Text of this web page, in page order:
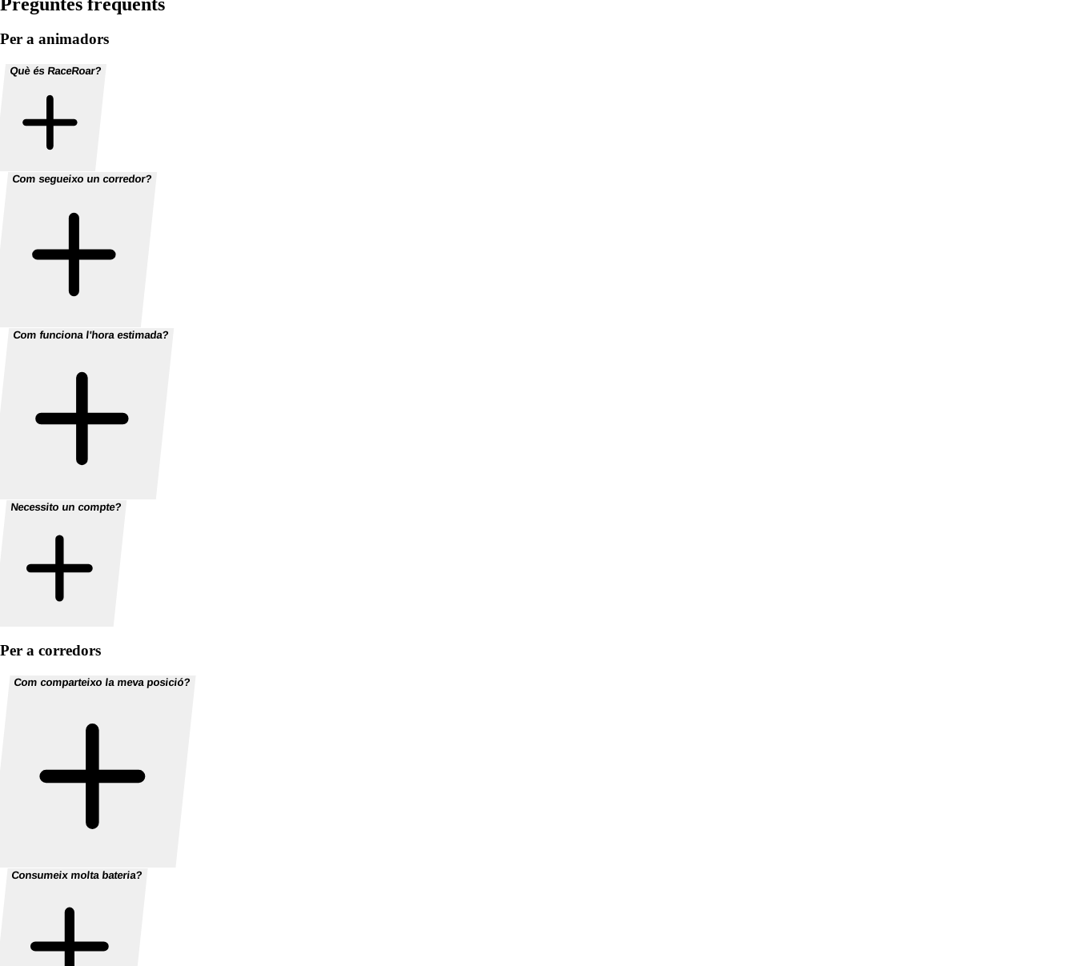
Per a animadors
Què és RaceRoar?
Com segueixo un corredor?
Com funciona l'hora estimada?
Necessito un compte?
Per a corredors
Com comparteixo la meva posició?
Consumeix molta bateria?